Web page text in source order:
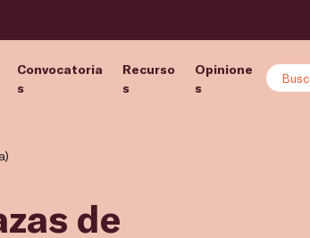
Convocatoria
s
Recurso
s
Opinione
s
Buscar
de